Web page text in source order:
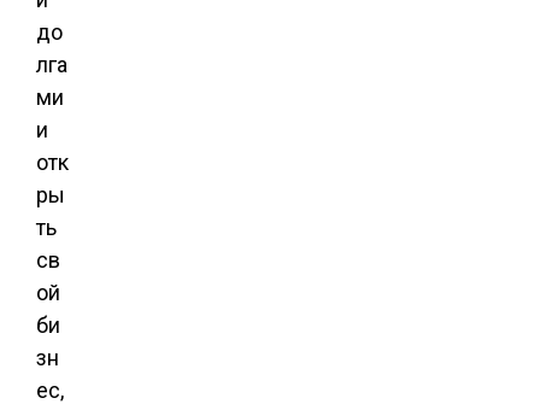
до
лга
ми
и
отк
ры
ть
св
ой
би
зн
ес,